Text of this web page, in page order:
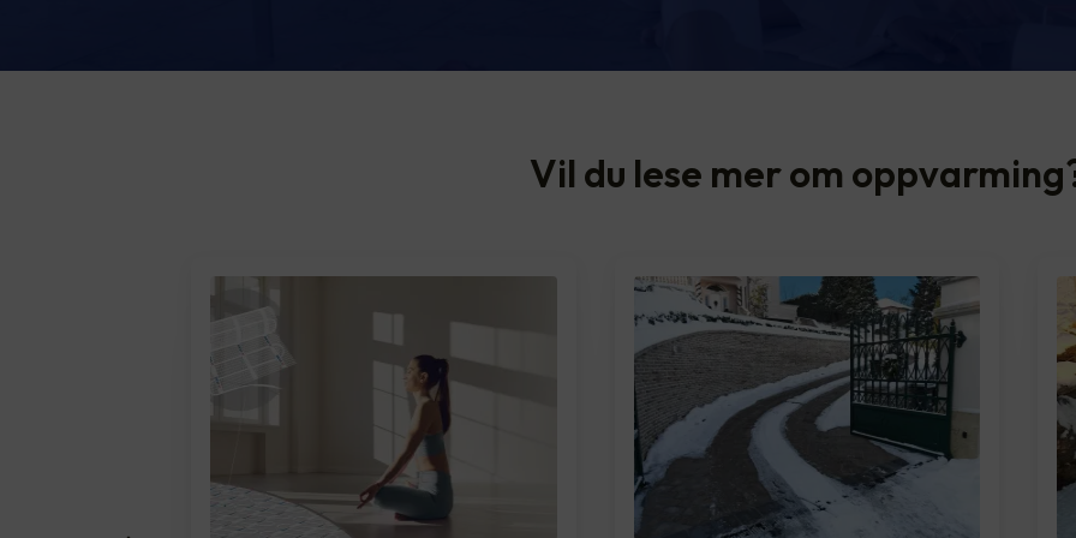
Vil du lese mer om